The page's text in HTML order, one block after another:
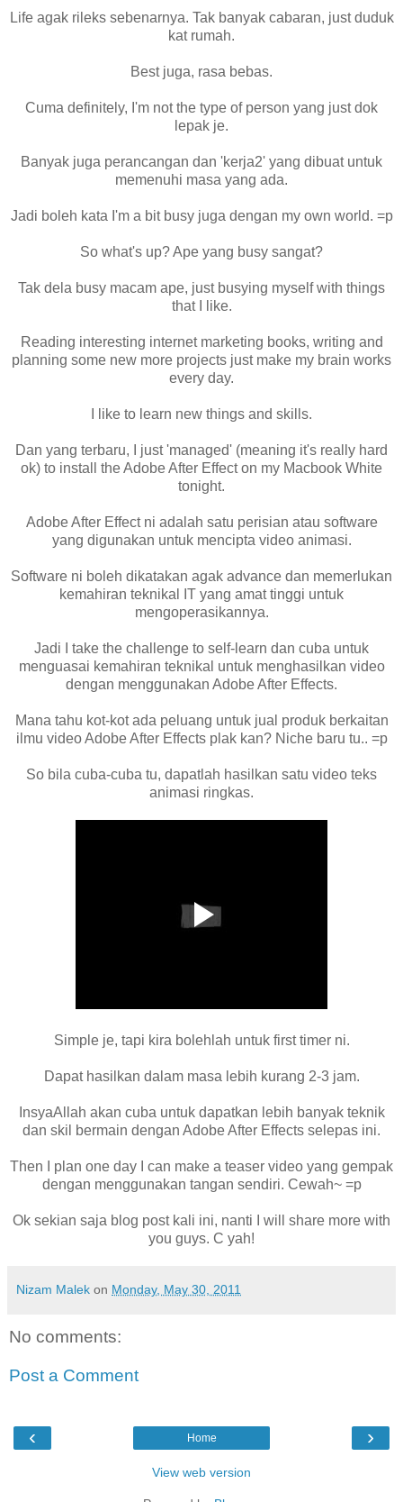
Life agak rileks sebenarnya. Tak banyak cabaran, just duduk
kat rumah.
Best juga, rasa bebas.
Cuma definitely, I'm not the type of person yang just dok
lepak je.
Banyak juga perancangan dan 'kerja2' yang dibuat untuk
memenuhi masa yang ada.
Jadi boleh kata I'm a bit busy juga dengan my own world. =p
So what's up? Ape yang busy sangat?
Tak dela busy macam ape, just busying myself with things
that I like.
Reading interesting internet marketing books, writing and
planning some new more projects just make my brain works
every day.
I like to learn new things and skills.
Dan yang terbaru, I just 'managed' (meaning it's really hard
ok) to install the Adobe After Effect on my Macbook White
tonight.
Adobe After Effect ni adalah satu perisian atau software
yang digunakan untuk mencipta video animasi.
Software ni boleh dikatakan agak advance dan memerlukan
kemahiran teknikal IT yang amat tinggi untuk
mengoperasikannya.
Jadi I take the challenge to self-learn dan cuba untuk
menguasai kemahiran teknikal untuk menghasilkan video
dengan menggunakan Adobe After Effects.
Mana tahu kot-kot ada peluang untuk jual produk berkaitan
ilmu video Adobe After Effects plak kan? Niche baru tu.. =p
So bila cuba-cuba tu, dapatlah hasilkan satu video teks
animasi ringkas.
Simple je, tapi kira bolehlah untuk first timer ni.
Dapat hasilkan dalam masa lebih kurang 2-3 jam.
InsyaAllah akan cuba untuk dapatkan lebih banyak teknik
dan skil bermain dengan Adobe After Effects selepas ini.
Then I plan one day I can make a teaser video yang gempak
dengan menggunakan tangan sendiri. Cewah~ =p
Ok sekian saja blog post kali ini, nanti I will share more with
you guys. C yah!
Nizam Malek on Monday, May 30, 2011
No comments:
Post a Comment
‹ ›
Home
View web version